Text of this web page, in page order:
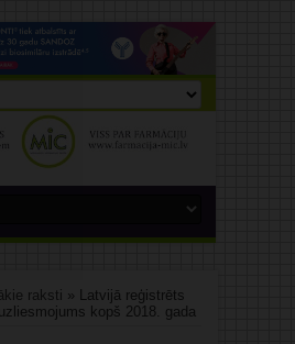
raksti » Latvijā reģistrēts
kopš 2018. gada